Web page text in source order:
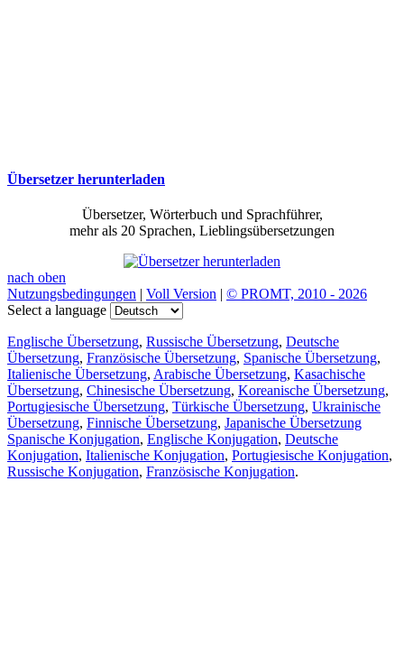
Übersetzer herunterladen
Übersetzer, Wörterbuch und Sprachführer,
mehr als 20 Sprachen, Lieblingsübersetzungen
nach oben
Nutzungsbedingungen | Voll Version | © PROMT, 2010 - 2026
Select a language
Englische Übersetzung, Russische Übersetzung, Deutsche
Übersetzung, Französische Übersetzung, Spanische Übersetzung,
Italienische Übersetzung, Arabische Übersetzung, Kasachische
Übersetzung, Chinesische Übersetzung, Koreanische Übersetzung,
Portugiesische Übersetzung, Türkische Übersetzung, Ukrainische
Übersetzung, Finnische Übersetzung, Japanische Übersetzung
Spanische Konjugation, Englische Konjugation, Deutsche
Konjugation, Italienische Konjugation, Portugiesische Konjugation,
Russische Konjugation, Französische Konjugation.